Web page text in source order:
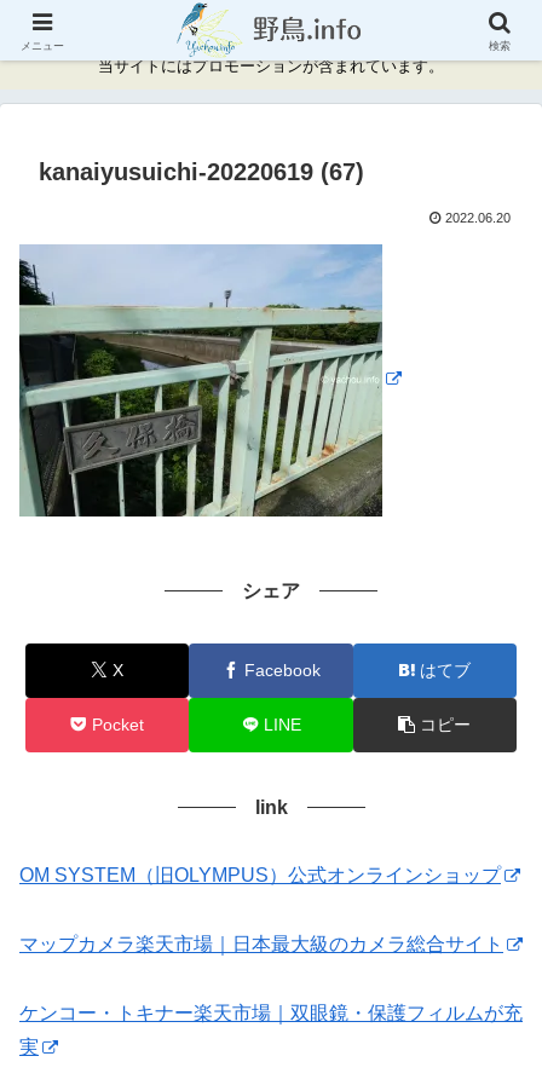
神奈川県周辺の野鳥情報と記録
当サイトにはプロモーションが含まれています。
kanaiyusuichi-20220619 (67)
2022.06.20
シェア
X Facebook はてブ
Pocket LINE コピー
link
OM SYSTEM（旧OLYMPUS）公式オンラインショップ
マップカメラ楽天市場｜日本最大級のカメラ総合サイト
ケンコー・トキナー楽天市場｜双眼鏡・保護フィルムが充
実
メニュー 検索